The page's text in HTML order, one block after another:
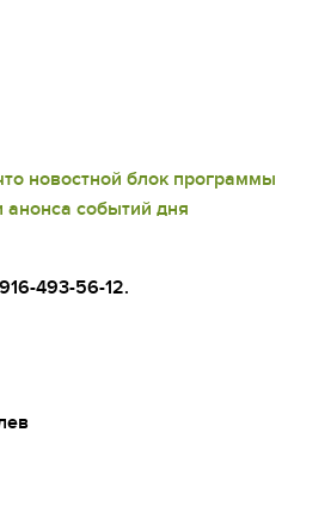
новостной блок программы
событий дня
493-56-12.